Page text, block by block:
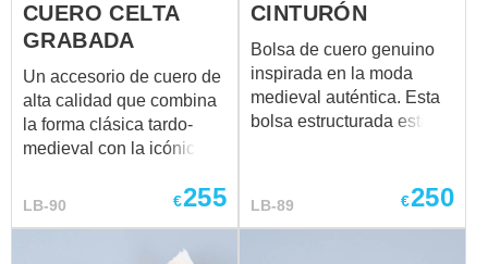
CUERO CELTA
GRABADA
Un accesorio de cuero de
alta calidad que combina
la forma clásica tardo-
medieval con la icónica
estructurado es una
LB-90 €255
CINTURÓN
Bolsa de cuero genuino
inspirada en la moda
medieval auténtica. Esta
bolsa estructurada está
mantiene su forma con el
tiempo. El grabado floral y
LB-89 €250